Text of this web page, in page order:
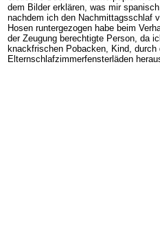
dem Bilder erklären, was mir
nachdem ich den Nachmittagsschlaf
Hosen runtergezogen habe beim
der Zeugung berechtigte Person, da
knackfrischen Pobacken, Kind, durch
Elternschlafzimmerfensterläden